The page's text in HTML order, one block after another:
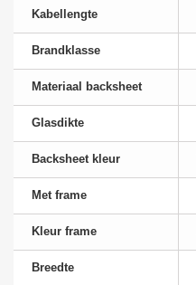
Kabellengte
Brandklasse
Materiaal backsheet
Glasdikte
Backsheet kleur
Met frame
Kleur frame
Breedte